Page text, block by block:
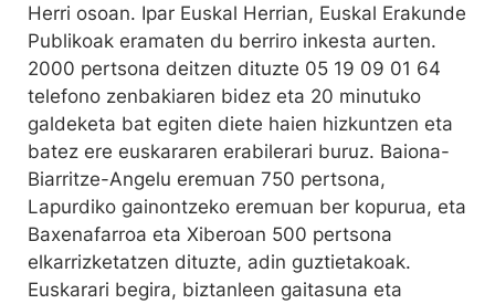
Herri osoan. Ipar Euskal Herrian, Euskal Erakunde
Publikoak eramaten du berriro inkesta aurten.
2000 pertsona deitzen dituzte 05 19 09 01 64
telefono zenbakiaren bidez eta 20 minutuko
galdeketa bat egiten diete haien hizkuntzen eta
batez ere euskararen erabilerari buruz. Baiona-
Biarritze-Angelu eremuan 750 pertsona,
Lapurdiko gainontzeko eremuan ber kopurua, eta
Baxenafarroa eta Xiberoan 500 pertsona
elkarrizketatzen dituzte, adin guztietakoak.
Euskarari begira, biztanleen gaitasuna eta